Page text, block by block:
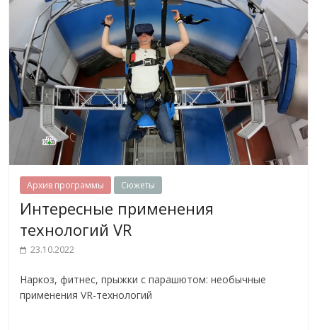
Архив программы Сюжеты
Интересные применения
технологий VR
23.10.2022
Наркоз, фитнес, прыжки с парашютом: необычные
применения VR-технологий